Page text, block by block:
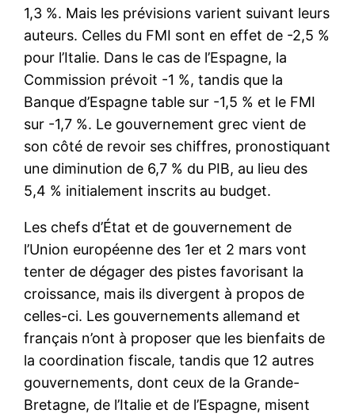
1,3 %. Mais les prévisions varient suivant leurs
auteurs. Celles du FMI sont en effet de -2,5 %
pour l’Italie. Dans le cas de l’Espagne, la
Commission prévoit -1 %, tandis que la
Banque d’Espagne table sur -1,5 % et le FMI
sur -1,7 %. Le gouvernement grec vient de
son côté de revoir ses chiffres, pronostiquant
une diminution de 6,7 % du PIB, au lieu des
5,4 % initialement inscrits au budget.
Les chefs d’État et de gouvernement de
l’Union européenne des 1er et 2 mars vont
tenter de dégager des pistes favorisant la
croissance, mais ils divergent à propos de
celles-ci. Les gouvernements allemand et
français n’ont à proposer que les bienfaits de
la coordination fiscale, tandis que 12 autres
gouvernements, dont ceux de la Grande-
Bretagne, de l’Italie et de l’Espagne, misent